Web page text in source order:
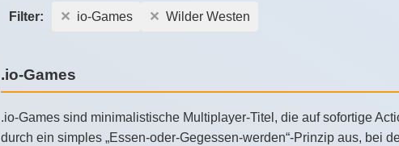
Filter: io-Games Wilder Westen
.io-Games
.io-Games sind minimalistische Multiplayer-Titel, die auf sofortige
durch ein simples „Essen-oder-Gegessen-werden“-Prinzip aus, bei